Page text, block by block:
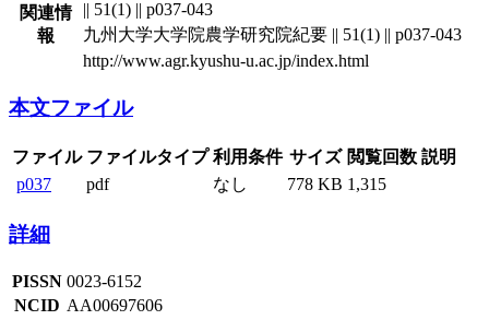
関連情
報
|| 51(1) || p037-043
九州大学大学院農学研究院紀要 || 51(1) || p037-043
http://www.agr.kyushu-u.ac.jp/index.html
本文ファイル
ファイル ファイルタイプ 利用条件 サイズ 閲覧回数 説明
p037
pdf なし 778 KB 1,315
詳細
PISSN 0023-6152
NCID AA00697606